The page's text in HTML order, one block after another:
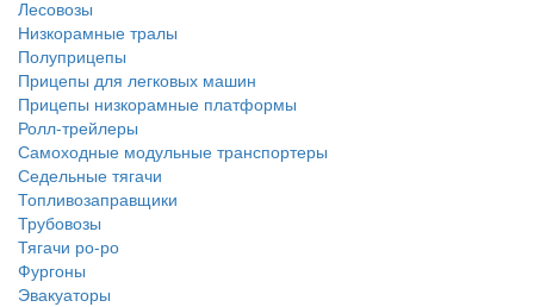
Лесовозы
Низкорамные тралы
Полуприцепы
Прицепы для легковых машин
Прицепы низкорамные платформы
Ролл-трейлеры
Самоходные модульные транспортеры
Седельные тягачи
Топливозаправщики
Трубовозы
Тягачи ро-ро
Фургоны
Эвакуаторы